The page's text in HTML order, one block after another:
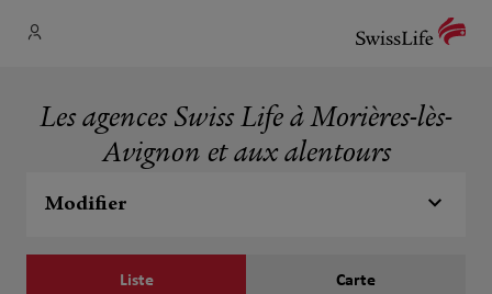
Les agences Swiss Life à Morières-lès-
Avignon et aux alentours
Modifier
Liste Carte